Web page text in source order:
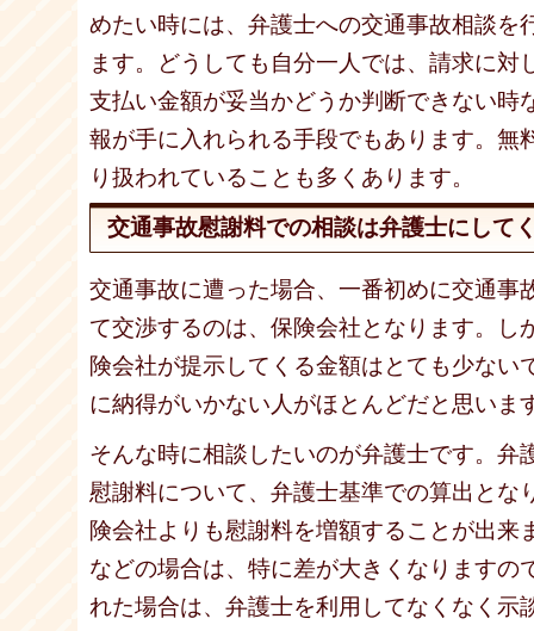
めたい時には、弁護士への交通事故相談を
ます。どうしても自分一人では、請求に対
支払い金額が妥当かどうか判断できない時
報が手に入れられる手段でもあります。無
り扱われていることも多くあります。
交通事故慰謝料での相談は弁護士にして
交通事故に遭った場合、一番初めに交通事
て交渉するのは、保険会社となります。し
険会社が提示してくる金額はとても少ない
に納得がいかない人がほとんどだと思いま
そんな時に相談したいのが弁護士です。弁
慰謝料について、弁護士基準での算出とな
険会社よりも慰謝料を増額することが出来
などの場合は、特に差が大きくなりますの
れた場合は、弁護士を利用してなくなく示